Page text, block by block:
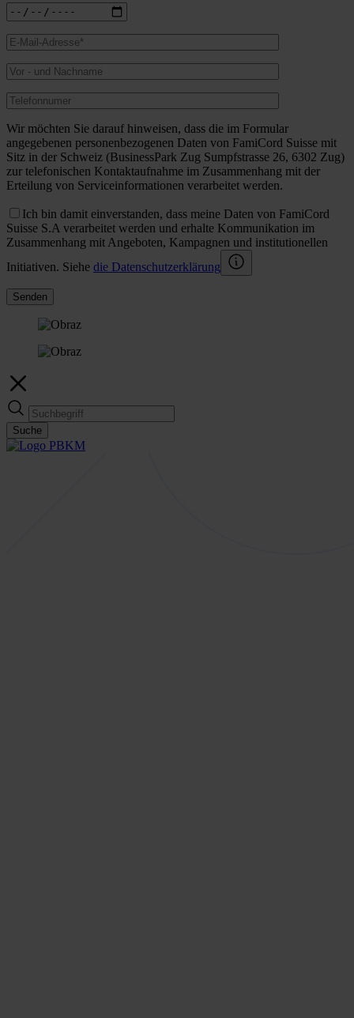
Wir möchten Sie darauf hinweisen, dass die im Formular
angegebenen personenbezogenen Daten von FamiCord Suisse mit
Sitz in der Schweiz (BusinessPark Zug Sumpfstrasse 26, 6302 Zug)
zur telefonischen Kontaktaufnahme im Zusammenhang mit der
Erteilung von Serviceinformationen verarbeitet werden.
Ich bin damit einverstanden, dass meine Daten von FamiCord
Suisse S.A verarbeitet werden und erhalte Kommunikation im
Zusammenhang mit Angeboten, Kampagnen und institutionellen
Initiativen. Siehe die Datenschutzerklärung
Senden
Suche